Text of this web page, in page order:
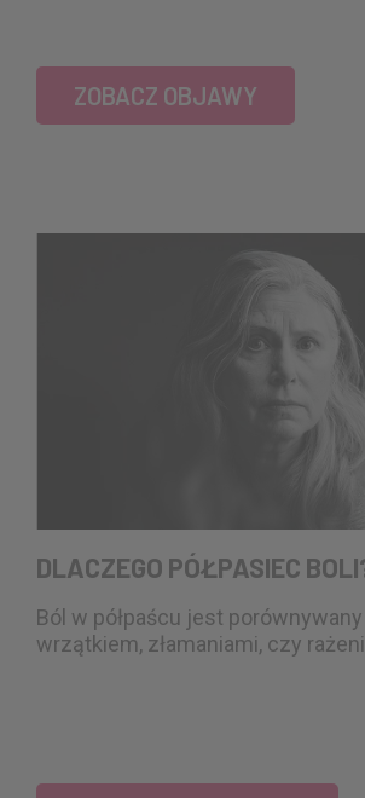
ZOBACZ OBJAWY
DLACZEGO PÓŁPASIEC
Ból w półpaścu jest
wrzątkiem, złamaniami, czy